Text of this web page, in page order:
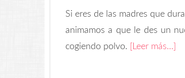
Si eres de las madres que
animamos a que le des un
cogiendo polvo.
[Leer más…]